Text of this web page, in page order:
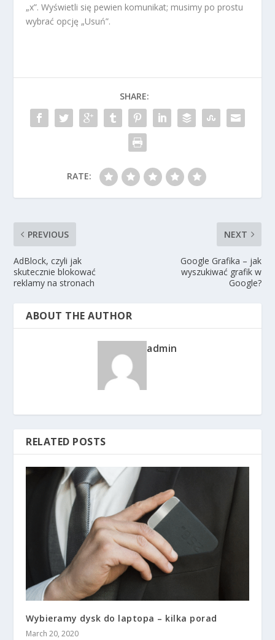
„x”. Wyświetli się pewien komunikat; musimy po prostu
wybrać opcję „Usuń”.
SHARE:
RATE:
PREVIOUS
AdBlock, czyli jak
skutecznie blokować
reklamy na stronach
NEXT
Google Grafika – jak
wyszukiwać grafik w
Google?
ABOUT THE AUTHOR
admin
RELATED POSTS
Wybieramy dysk do laptopa – kilka porad
March 20, 2020